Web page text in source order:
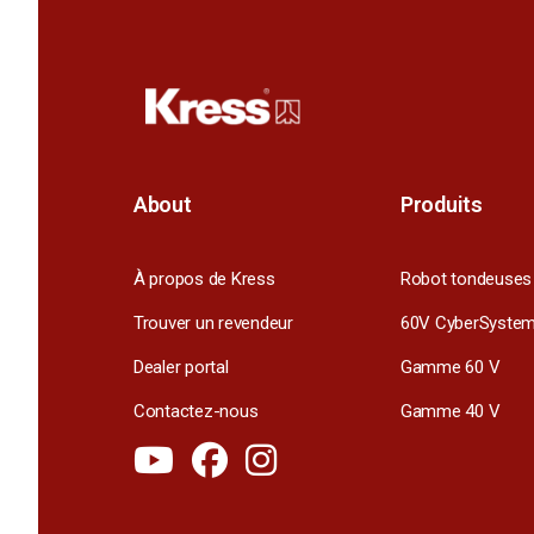
About
À propos de Kress
Trouver un revendeur
Dealer portal
Contactez-nous
Produits
Robot tondeuses
60V CyberSystem
Gamme 60 V
Gamme 40 V